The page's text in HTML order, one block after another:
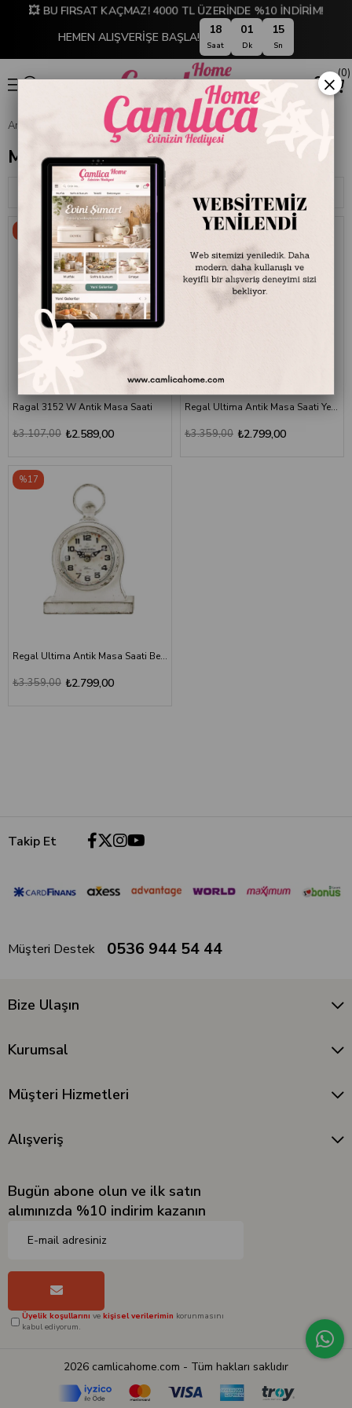
💥 BU FIRSAT KAÇMAZ! 4000 TL ÜZERİNDE %10 İNDİRİM!
HEMEN ALIŞVERİŞE BAŞLA!
18
Saat
01
Dk
15
Sn
0
Anasayfa DEKORASYON Saat Masa ve Şömine Saatleri
Masa ve Şömine Saatleri
Filtreleme
Sıralama
Ragal 3152 W Antik Masa Saati
₺2.589,00
₺3.107,00
Regal Ultima Antik Masa Saati Yeşil
₺2.799,00
₺3.359,00
%17
Regal Ultima Antik Masa Saati Beyaz
₺2.799,00
₺3.359,00
%17
Takip Et
Müşteri Destek 0536 944 54 44
Bize Ulaşın
Kurumsal
Müşteri Hizmetleri
Alışveriş
Bugün abone olun ve ilk satın
alımınızda %10 indirim kazanın
Üyelik koşullarını ve kişisel verilerimin korunmasını
kabul ediyorum.
2026 camlicahome.com - Tüm hakları saklıdır
×